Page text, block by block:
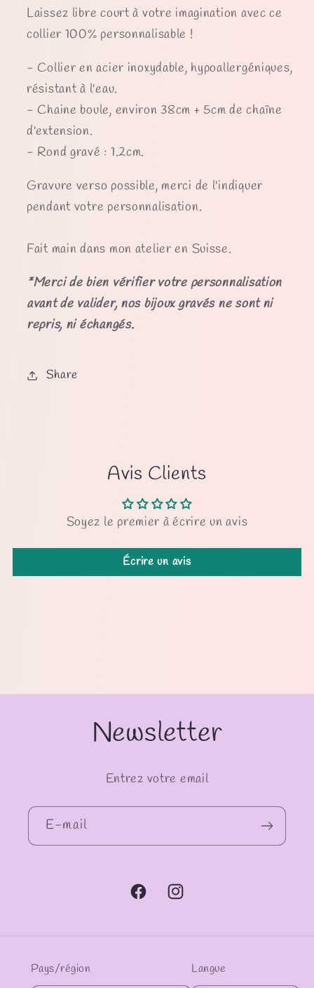
Laissez libre court à votre imagination avec ce
collier 100% personnalisable !
- Collier en acier inoxydable, hypoallergéniques,
résistant à l'eau.
- Chaine boule, environ 38cm + 5cm de chaîne
d'extension.
- Rond gravé : 1.2cm.
Gravure verso possible, merci de l'indiquer
pendant votre personnalisation.
Fait main dans mon atelier en Suisse.
*Merci de bien vérifier votre personnalisation
avant de valider, nos bijoux gravés ne sont ni
repris, ni échangés.
Share
Avis Clients
Soyez le premier à écrire un avis
Écrire un avis
Newsletter
Entrez votre email
E-mail
FacebookInstagram
Pays/région Langue